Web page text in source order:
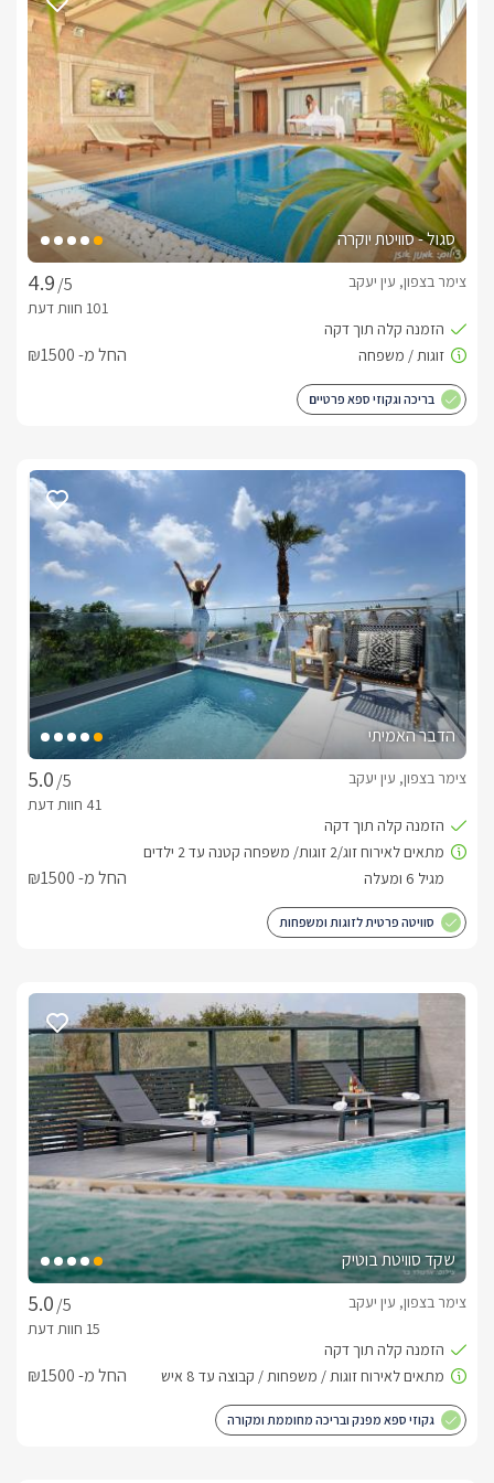
סגול - סוויטת יוקרה
/5
צימר בצפון, עין יעקב
החל מ- ₪1500
בריכה וגקוזי ספא פרטיים
הדבר האמיתי
/5
צימר בצפון, עין יעקב
החל מ- ₪1500
סוויטה פרטית לזוגות ומשפחות
שקד סוויטת בוטיק
/5
צימר בצפון, עין יעקב
החל מ- ₪1500
גקוזי ספא מפנק ובריכה מחוממת ומקורה